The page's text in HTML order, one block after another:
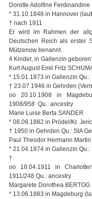
Dorette Adolfine Ferdinandine
* 31.10.1848 in Hannover
† nach 1911
Er wird im Rahmen der
Deutschen Reich als erster
Mützenow benannt.
4 Kinder, in Gallenzin geboren:
Kurt August Emil Fritz
* 15.01.1873 in Gallenzin
† 23.07.1946 in Gehrden
oo 20.10.1908 in
1908/958 Qu.: ancestry
Marie Luise Berta SANDER
* 08.09.1882 in Prödel/Kr.
† 1950 in Gehrden Qu.: StA
Paul Theodor Hermann
* 21.04.1874 in Gallenzin
†
oo 18.04.1911 in
1911/248 Qu.: ancestry
Margarete Dorothea BERTOG
* 13.06.1883 in Magdeburg